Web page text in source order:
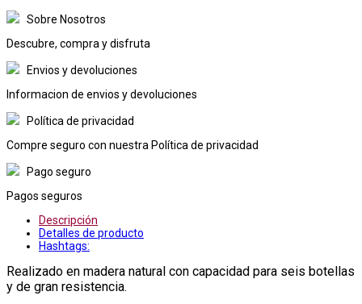
Sobre Nosotros
Descubre, compra y disfruta
Envios y devoluciones
Informacion de envios y devoluciones
Política de privacidad
Compre seguro con nuestra Política de privacidad
Pago seguro
Pagos seguros
Descripción
Detalles de producto
Hashtags:
Realizado en madera natural con capacidad para seis botellas
y de gran resistencia.